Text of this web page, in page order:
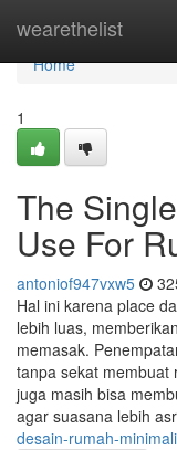
wearethelist
Home
Home
1
The
Use For
antoniof947vxw5
Hal ini karena place
lebih luas,
memasak.
tanpa sekat membuat
juga masih bisa
agar suasana lebih
desain-rumah-